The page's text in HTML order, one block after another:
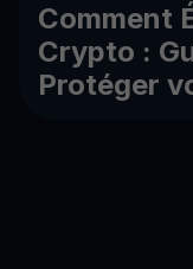
Comment
Crypto :
Protéger